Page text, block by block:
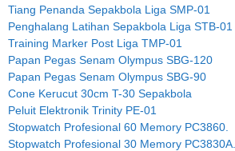
Tiang Penanda Sepakbola Liga SMP-01
Penghalang Latihan Sepakbola Liga STB-01
Training Marker Post Liga TMP-01
Papan Pegas Senam Olympus SBG-120
Papan Pegas Senam Olympus SBG-90
Cone Kerucut 30cm T-30 Sepakbola
Peluit Elektronik Trinity PE-01
Stopwatch Profesional 60 Memory PC3860.
Stopwatch Profesional 30 Memory PC3830A.